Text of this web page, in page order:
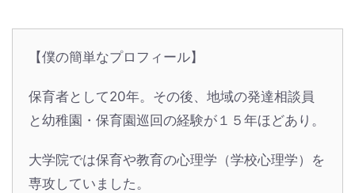
【僕の簡単なプロフィール】
保育者として20年。その後、地域の発達相談員
と幼稚園・保育園巡回の経験が１５年ほどあり。
大学院では保育や教育の心理学（学校心理学）を
専攻していました。